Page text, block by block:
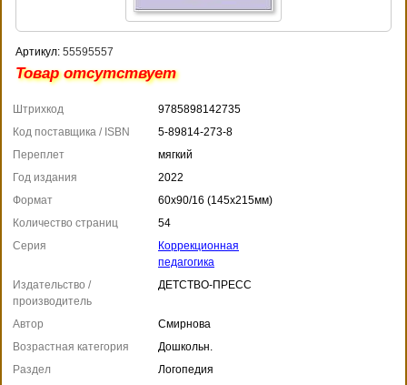
Артикул: 55595557
Товар отсутствует
Штрихкод
9785898142735
Код поставщика / ISBN
5-89814-273-8
Переплет
мягкий
Год издания
2022
Формат
60x90/16 (145x215мм)
Количество страниц
54
Серия
Коррекционная
педагогика
Издательство /
производитель
ДЕТСТВО-ПРЕСС
Автор
Смирнова
Возрастная категория
Дошкольн.
Раздел
Логопедия